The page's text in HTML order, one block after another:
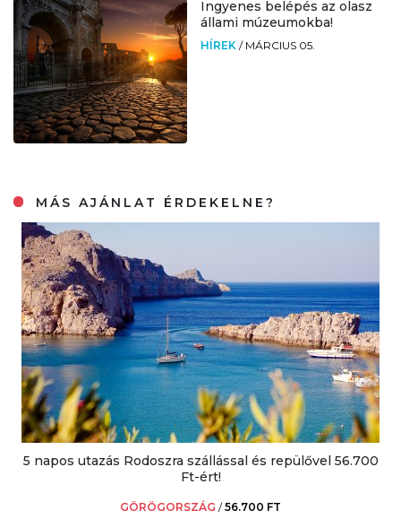
Ingyenes belépés az olasz
állami múzeumokba!
HÍREK / MÁRCIUS 05.
MÁS AJÁNLAT ÉRDEKELNE?
5 napos utazás Rodoszra szállással és repülővel 56.700
Ft-ért!
GÖRÖGORSZÁG /56.700 FT